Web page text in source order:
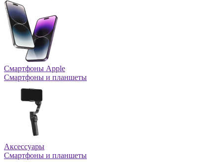
Смартфоны Apple
Смартфоны и планшеты
Аксессуары
Смартфоны и планшеты